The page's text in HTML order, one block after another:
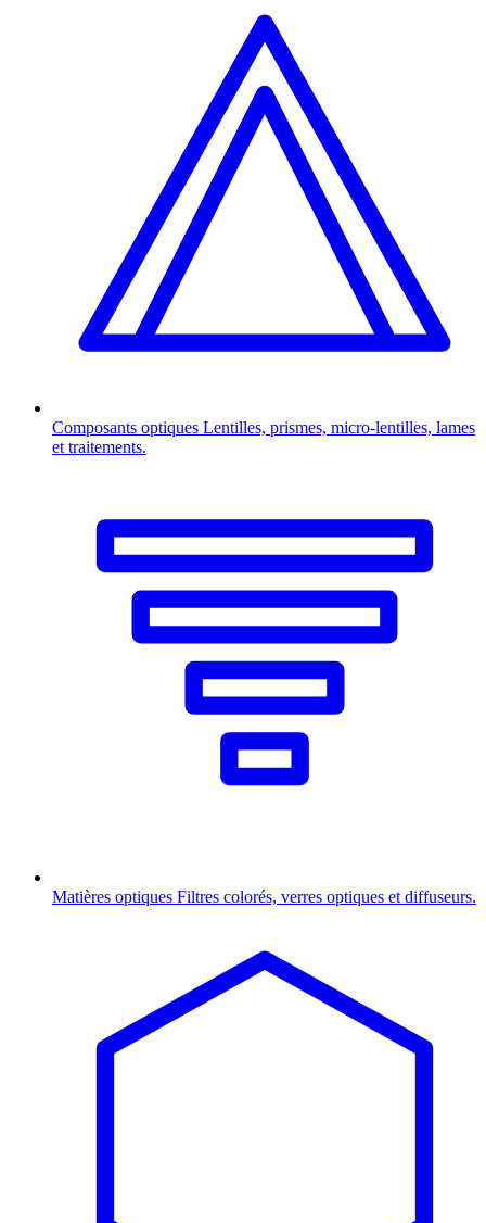
Composants optiques Lentilles, prismes, micro-lentilles, lames
et traitements.
Matières optiques Filtres colorés, verres optiques et diffuseurs.